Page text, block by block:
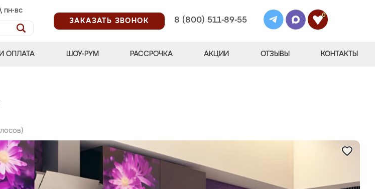
пн-вс
ЗАКАЗАТЬ ЗВОНОК
8 (800) 511-89-55
0
ОПЛАТА ШОУ-РУМ РАССРОЧКА АКЦИИ ОТЗЫВЫ КОНТАКТЫ